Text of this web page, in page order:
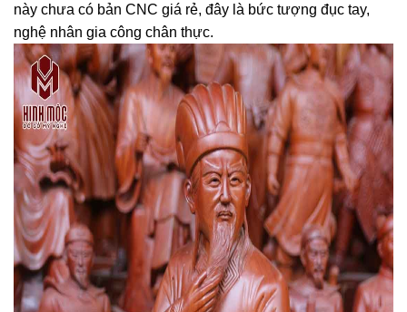
này chưa có bản CNC giá rẻ, đây là bức tượng đục tay,
nghệ nhân gia công chân thực.